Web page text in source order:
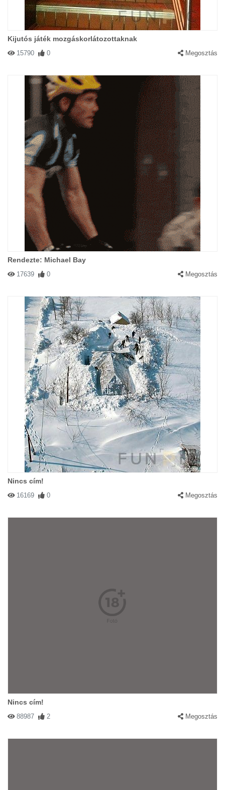
Kijutós játék mozgáskorlátozottaknak
15790 0 Megosztás
Rendezte: Michael Bay
17639 0 Megosztás
Nincs cím!
16169 0 Megosztás
Nincs cím!
88987 2 Megosztás